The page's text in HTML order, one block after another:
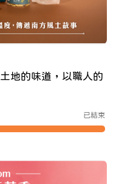
地的味道，以職人的
已結束